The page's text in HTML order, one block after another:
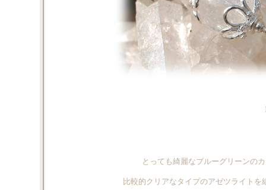
とっても綺麗なブルーグリーンの
比較的クリアなタイプのアゼツライト